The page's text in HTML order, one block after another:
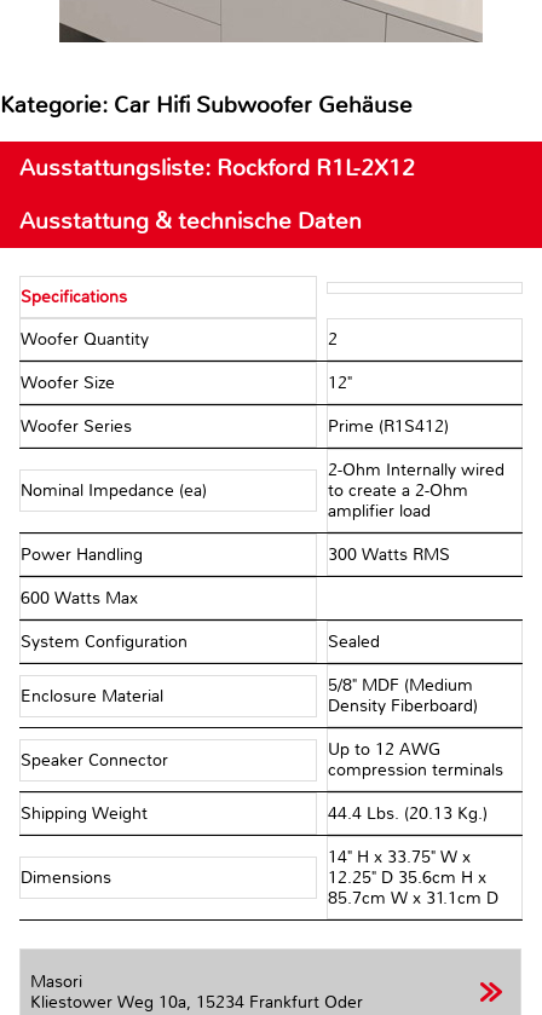
Kategorie: Car Hifi Subwoofer Gehäuse
Ausstattungsliste: Rockford R1L-2X12
Ausstattung & technische Daten
Specifications
Woofer Quantity 2
Woofer Size 12"
Woofer Series Prime (R1S412)
Nominal Impedance (ea)
2-Ohm Internally wired
to create a 2-Ohm
amplifier load
Power Handling 300 Watts RMS
600 Watts Max
System Configuration Sealed
Enclosure Material
5/8" MDF (Medium
Density Fiberboard)
Speaker Connector
Up to 12 AWG
compression terminals
Shipping Weight 44.4 Lbs. (20.13 Kg.)
Dimensions
14" H x 33.75" W x
12.25" D 35.6cm H x
85.7cm W x 31.1cm D
Masori
Kliestower Weg 10a, 15234 Frankfurt Oder